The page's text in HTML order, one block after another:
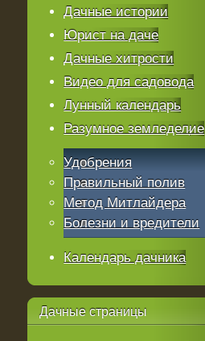
Дачные истории
Юрист на даче
Дачные хитрости
Видео для садовода
Лунный календарь
Разумное земледелие
Удобрения
Правильный полив
Метод Митлайдера
Болезни и вредители
Календарь дачника
Дачные страницы